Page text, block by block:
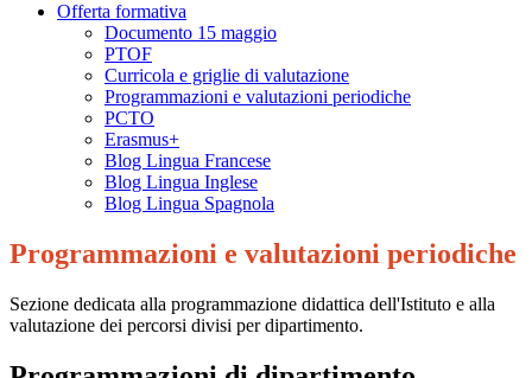
Offerta formativa
Documento 15 maggio
PTOF
Curricola e griglie di valutazione
Programmazioni e valutazioni periodiche
PCTO
Erasmus+
Blog Lingua Francese
Blog Lingua Inglese
Blog Lingua Spagnola
Programmazioni e valutazioni periodiche
Sezione dedicata alla programmazione didattica dell'Istituto e alla
valutazione dei percorsi divisi per dipartimento.